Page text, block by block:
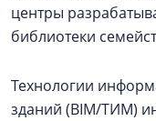
центры
библиотеки
Технологии
зданий (BIM/ТИМ)